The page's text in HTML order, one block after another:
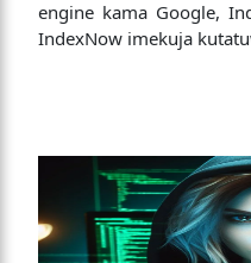
engine kama Google,
IndexNow imekuja